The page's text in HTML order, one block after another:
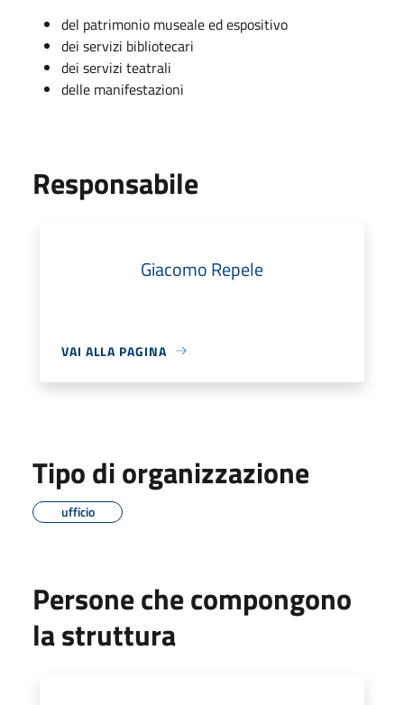
del patrimonio museale ed espositivo
dei servizi bibliotecari
dei servizi teatrali
delle manifestazioni
Responsabile
Giacomo Repele
VAI ALLA PAGINA
Tipo di organizzazione
ufficio
Persone che compongono
la struttura